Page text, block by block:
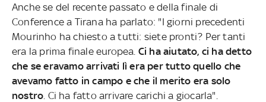
Anche se del recente passato e della finale di
Conference a Tirana ha parlato: "I giorni precedenti
Mourinho ha chiesto a tutti: siete pronti? Per tanti
era la prima finale europea. Ci ha aiutato, ci ha detto
che se eravamo arrivati lì era per tutto quello che
avevamo fatto in campo e che il merito era solo
nostro . Ci ha fatto arrivare carichi a giocarla".